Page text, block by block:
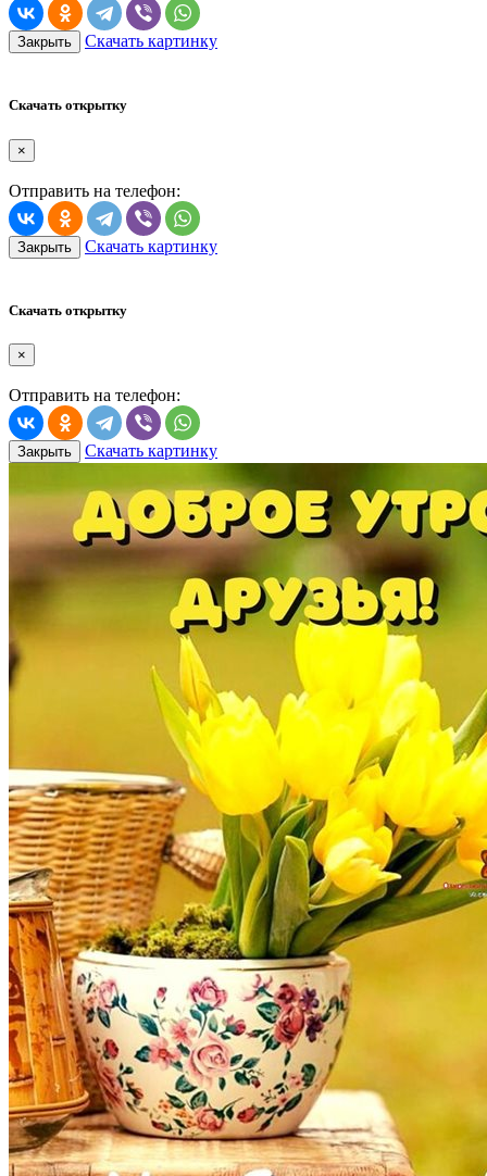
Закрыть Скачать картинку
Скачать открытку
×
Отправить на телефон:
Закрыть Скачать картинку
Скачать открытку
×
Отправить на телефон:
Закрыть Скачать картинку